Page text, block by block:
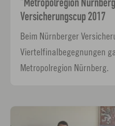
"Metropolregion
Versicherungscup 2017
Beim Nürnberger
Viertelfinalbegegnungen
Metropolregion Nürnberg.